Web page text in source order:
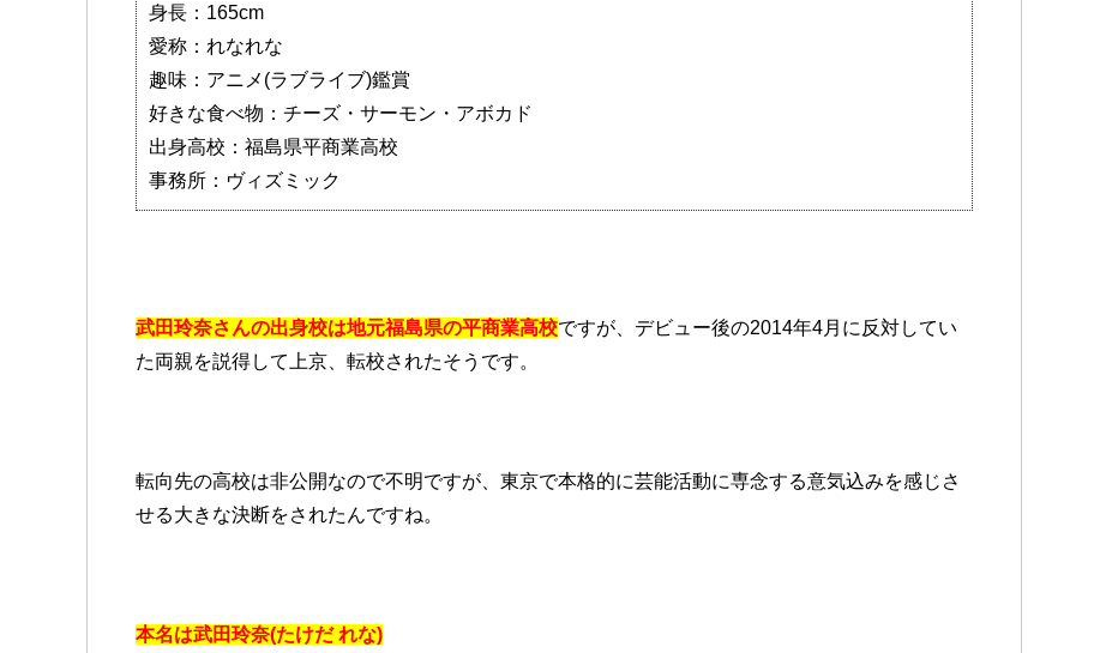
身長：165cm
愛称：れなれな
趣味：アニメ(ラブライブ)鑑賞
好きな食べ物：チーズ・サーモン・アボカド
出身高校：福島県平商業高校
事務所：ヴィズミック
武田玲奈さんの出身校は地元福島県の平商業高校ですが、デビュー後の2014年4月に反対してい
た両親を説得して上京、転校されたそうです。
転向先の高校は非公開なので不明ですが、東京で本格的に芸能活動に専念する意気込みを感じさ
せる大きな決断をされたんですね。
本名は武田玲奈(たけだ れな)